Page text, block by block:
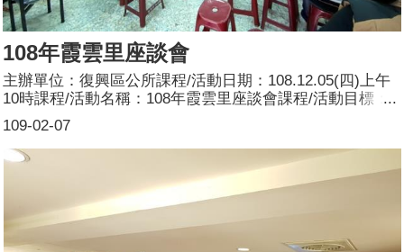
108年霞雲里座談會
109-02-07
主辦單位：復興區公所課程/活動日期：108.12.05(四)上午
10時課程/活動名稱：108年霞雲里座談會課程/活動目標：
本區108年霞雲里座談會暨連結復興區公所推動性別主流化
宣導活動，向服務台志工宣導研習之性別電影導讀賞析性別
主流化、市府推動有關性別平等之政策及區公所配合之具體
作為，使民眾周知並建立性別平等的概念，從生活中落實性
別平等。簽到時每人發送本公所印制之桃園市性別辦設計之
性平文宣1份。由區公所安排宣導員宣導，主要宣導內容：
何謂性別主流化？參加人數：共84人，分別為男性：30
人；女性：54人。